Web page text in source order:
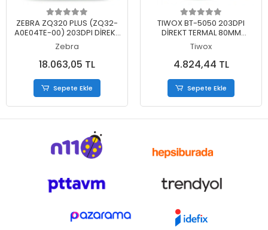
Sepete Ekle
ZEBRA ZQ320 PLUS (ZQ32-
A0E04TE-00) 203DPI DİREKT
TERMAL BLUETOOTH
TAŞINABİLİR MOBİL FİŞ YAZICI
(TYPE-C KABLO DAHİL)
Zebra
18.063,05 TL
Sepete Ekle
Sepete Ekle
TIWOX BT-5050 203DPI
DİREKT TERMAL 80MM
USB+BLUETOOTH OLED
EKRAN (128*64) TAŞINABİLİR
FİŞ YAZICI
Tiwox
4.824,44 TL
Sepete Ekle